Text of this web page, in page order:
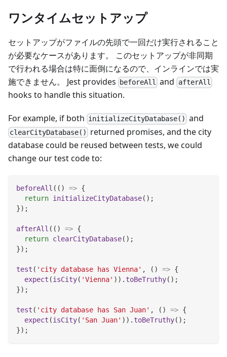
ワンタイムセットアップ
セットアップがファイルの先頭で一回だけ実行されること
が必要なケースがあります。 このセットアップが非同期
で行われる場合は特に面倒になるので、インラインでは実
施できません。 Jest provides
beforeAll and afterAll
hooks to handle this situation.
For example, if both initializeCityDatabase() and
clearCityDatabase()
returned promises, and the city
database could be reused between tests, we could
change our test code to:
beforeAll ( ( ) => {
return initializeCityDatabase( ) ;
}) ;
afterAll ( ( ) => {
return clearCityDatabase( ) ;
}) ;
test ( 'city database has Vienna' , ( ) => {
expect (isCity( 'Vienna' ) ) . toBeTruthy( ) ;
}) ;
test ( 'city database has San Juan' , ( ) => {
expect (isCity( 'San Juan' ) ) . toBeTruthy( ) ;
}) ;